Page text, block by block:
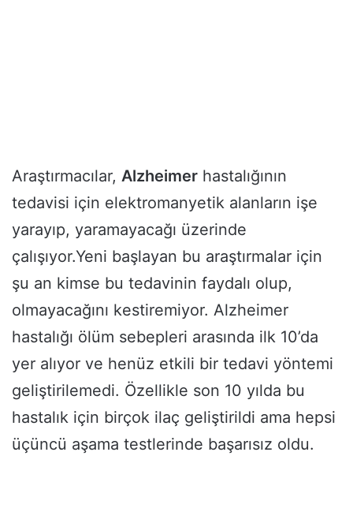
Araştırmacılar, Alzheimer hastalığının
tedavisi için elektromanyetik alanların işe
yarayıp, yaramayacağı üzerinde
çalışıyor.Yeni başlayan bu araştırmalar için
şu an kimse bu tedavinin faydalı olup,
olmayacağını kestiremiyor. Alzheimer
hastalığı ölüm sebepleri arasında ilk 10’da
yer alıyor ve henüz etkili bir tedavi yöntemi
geliştirilemedi. Özellikle son 10 yılda bu
hastalık için birçok ilaç geliştirildi ama hepsi
üçüncü aşama testlerinde başarısız oldu.